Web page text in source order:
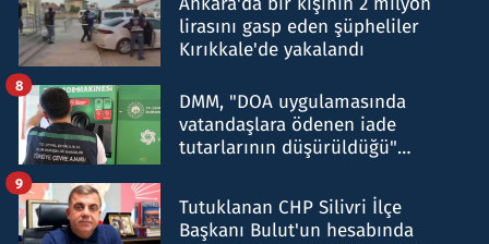
lirasını gasp eden şüpheliler
Kırıkkale'de yakalandı
DMM, "DOA uygulamasında
vatandaşlara ödenen iade
tutarlarının düşürüldüğü"
8
Tutuklanan CHP Silivri İlçe
Başkanı Bulut'un hesabında
9